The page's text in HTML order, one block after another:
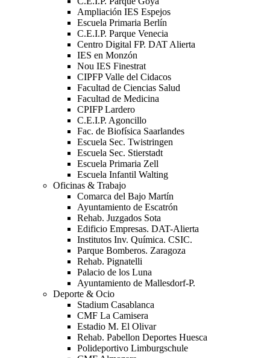
Ampliación IES Espejos
Escuela Primaria Berlín
C.E.I.P. Parque Venecia
Centro Digital FP. DAT Alierta
IES en Monzón
Nou IES Finestrat
CIPFP Valle del Cidacos
Facultad de Ciencias Salud
Facultad de Medicina
CPIFP Lardero
C.E.I.P. Agoncillo
Fac. de Biofísica Saarlandes
Escuela Sec. Twistringen
Escuela Sec. Stierstadt
Escuela Primaria Zell
Escuela Infantil Walting
Oficinas & Trabajo
Comarca del Bajo Martín
Ayuntamiento de Escatrón
Rehab. Juzgados Sota
Edificio Empresas. DAT-Alierta
Institutos Inv. Química. CSIC.
Parque Bomberos. Zaragoza
Rehab. Pignatelli
Palacio de los Luna
Ayuntamiento de Mallesdorf-P.
Deporte & Ocio
Stadium Casablanca
CMF La Camisera
Estadio M. El Olivar
Rehab. Pabellon Deportes Huesca
Polideportivo Limburgschule